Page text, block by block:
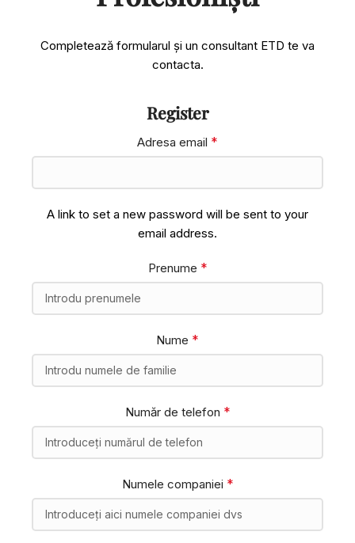
Completează formularul și un consultant ETD te va
contacta.
Register
Adresa email *
A link to set a new password will be sent to your
email address.
Prenume *
Nume *
Număr de telefon *
Numele companiei *